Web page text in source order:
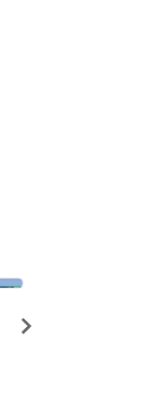
Danilo H. Gomes